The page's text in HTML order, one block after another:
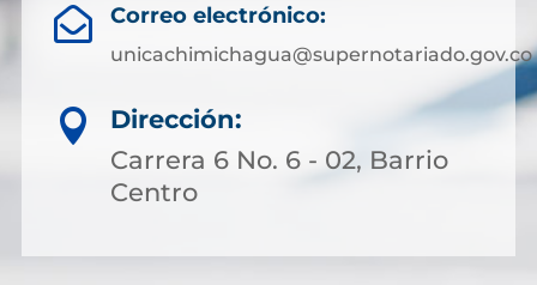
 Correo electrónico:
unicachimichagua@supernotariado.gov.co

Dirección:
Carrera 6 No. 6 - 02, Barrio
Centro